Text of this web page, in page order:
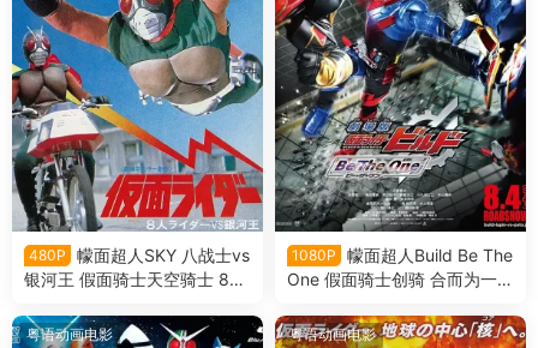
480P
幪面超人SKY 八战士vs
银河王 假面骑士天空骑士 8大
1080P
幪面超人Build Be The
One 假面骑士创骑 合而为一粤
粤语动画电影 粤语动画电影